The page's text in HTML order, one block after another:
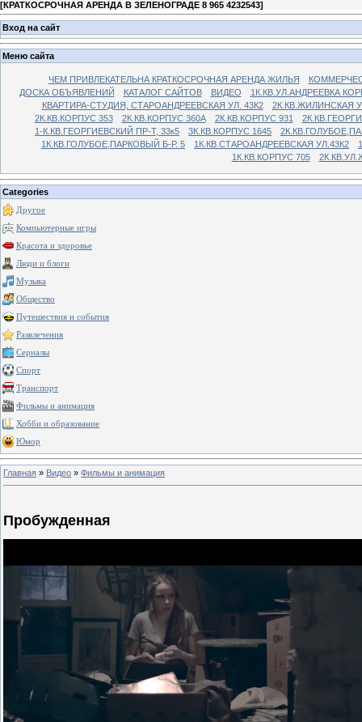
[КРАТКОСРОЧНАЯ АРЕНДА В ЗЕЛЕНОГРАДЕ 8 965 4232543]
Вход на сайт
Меню сайта
ЧЕМ ПРИВЛЕКАТЕЛЬНА КРАТКОСРОЧНАЯ АРЕНДА ЖИЛЬЯ
ДОСКА ОБЪЯВЛЕНИЙ
КАТАЛОГ САЙТОВ ВИДЕО
1К.КВ.УЛ.АНДРЕЕВКА
КВАРТИРА-СТУДИЯ, СТАРОАНДРЕЕВСКАЯ УЛ. 43К2
2К.КВ.ЖИЛИНСКАЯ
2К.КВ.КОРПУС 353
2К.КВ.КОРПУС 360А 2К.КВ.КОРПУС 931
1-К.КВ.ГЕОРГИЕВСКИЙ ПР-Т, 33к5
3К.КВ.КОРПУС 1645
1К.КВ.ГОЛУБОЕ,ПАРКОВЫЙ Б-Р. 5
1К.КВ.СТАРОАНДРЕЕВСКАЯ УЛ.43К2
1К.КВ.КОРПУС 705
Categories
Другое
Компьютерные игры
Красота и здоровье
Люди и блоги
Музыка
Общество
Путешествия и события
Развлечения
Сериалы
Спорт
Транспорт
Фильмы и анимация
Хобби и образование
Юмор
Главная » Видео » Фильмы и анимация
Пробужденная